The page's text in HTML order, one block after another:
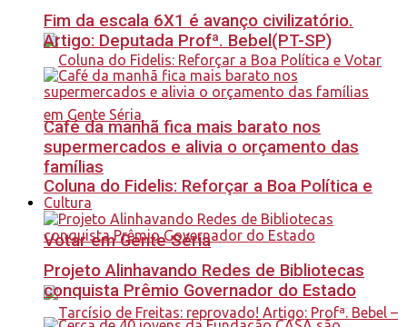
Coluna do Fidelis: Reforçar a Boa Política e
Votar em Gente Séria
Fim da escala 6X1 é avanço civilizatório.
Artigo: Deputada Profª. Bebel(PT-SP)
Café da manhã fica mais barato nos
supermercados e alivia o orçamento das
famílias
Cultura
Projeto Alinhavando Redes de Bibliotecas
conquista Prêmio Governador do Estado